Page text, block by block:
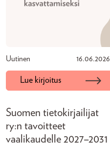
Uutinen 16.06.2026
Lue kirjoitus
Suomen tietokirjailijat
ry:n tavoitteet
vaalikaudelle 2027–2031